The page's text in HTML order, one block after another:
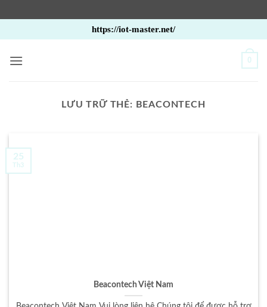
qua
nội
https://iot-master.net/
0
LƯU TRỮ THẺ: BEACONTECH
Beacontech Việt Nam
25
Th3